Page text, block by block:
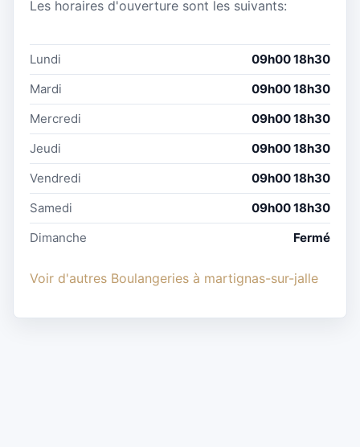
Les horaires d'ouverture sont les suivants:
Lundi
09h00 18h30
Mardi
09h00 18h30
Mercredi
09h00 18h30
Jeudi
09h00 18h30
Vendredi
09h00 18h30
Samedi
09h00 18h30
Dimanche
Fermé
Voir d'autres Boulangeries à martignas-sur-jalle